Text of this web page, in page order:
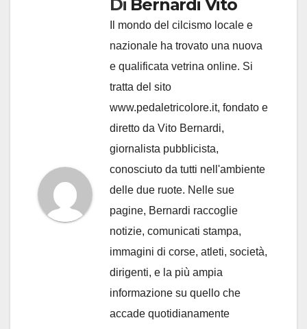
Di Bernardi Vito
Il mondo del cilcismo locale e
nazionale ha trovato una nuova
e qualificata vetrina online. Si
tratta del sito
www.pedaletricolore.it, fondato e
diretto da Vito Bernardi,
giornalista pubblicista,
conosciuto da tutti nell'ambiente
delle due ruote. Nelle sue
pagine, Bernardi raccoglie
notizie, comunicati stampa,
immagini di corse, atleti, società,
dirigenti, e la più ampia
informazione su quello che
accade quotidianamente